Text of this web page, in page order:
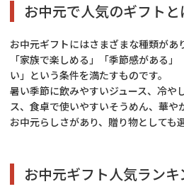
お中元で人気のギフトと
お中元ギフトにはさまざまな種類があ
「家族で楽しめる」「季節感がある
い」という条件を満たすものです。
暑い季節に飲みやすいジュース、冷や
ス、食卓で使いやすいそうめん、華や
お中元らしさがあり、贈り物としても
お中元ギフト人気ラン